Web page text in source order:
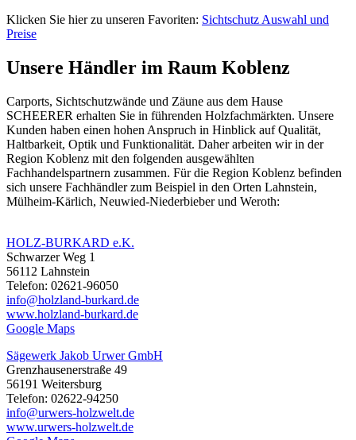
Klicken Sie hier zu unseren Favoriten: Sichtschutz Auswahl und
Preise
Unsere Händler im Raum Koblenz
Carports, Sichtschutzwände und Zäune aus dem Hause
SCHEERER erhalten Sie in führenden Holzfachmärkten. Unsere
Kunden haben einen hohen Anspruch in Hinblick auf Qualität,
Haltbarkeit, Optik und Funktionalität. Daher arbeiten wir in der
Region Koblenz mit den folgenden ausgewählten
Fachhandelspartnern zusammen. Für die Region Koblenz befinden
sich unsere Fachhändler zum Beispiel in den Orten Lahnstein,
Mülheim-Kärlich, Neuwied-Niederbieber und Weroth:
HOLZ-BURKARD e.K.
Schwarzer Weg 1
56112 Lahnstein
Telefon: 02621-96050
info@holzland-burkard.de
www.holzland-burkard.de
Google Maps
Sägewerk Jakob Urwer GmbH
Grenzhausenerstraße 49
56191 Weitersburg
Telefon: 02622-94250
info@urwers-holzwelt.de
www.urwers-holzwelt.de